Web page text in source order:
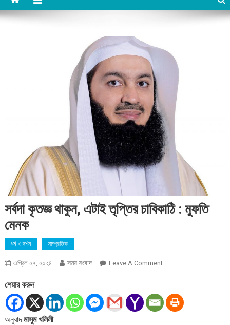
সর্বদা কৃতজ্ঞ থাকুন, এটাই তৃপ্তির চাবিকাঠি : মুফতি
মেনক
ধর্ম ও দর্শন সাম্প্রতিক
এপ্রিল ২৭, ২০২৪ সময় সংবাদ Leave A CommentOn
থাকুন,
এটাই
শেয়ার করুন
অনুবাদ:মাসুম খলিলী